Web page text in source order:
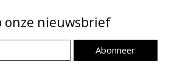
onze nieuwsbrief
Abonneer